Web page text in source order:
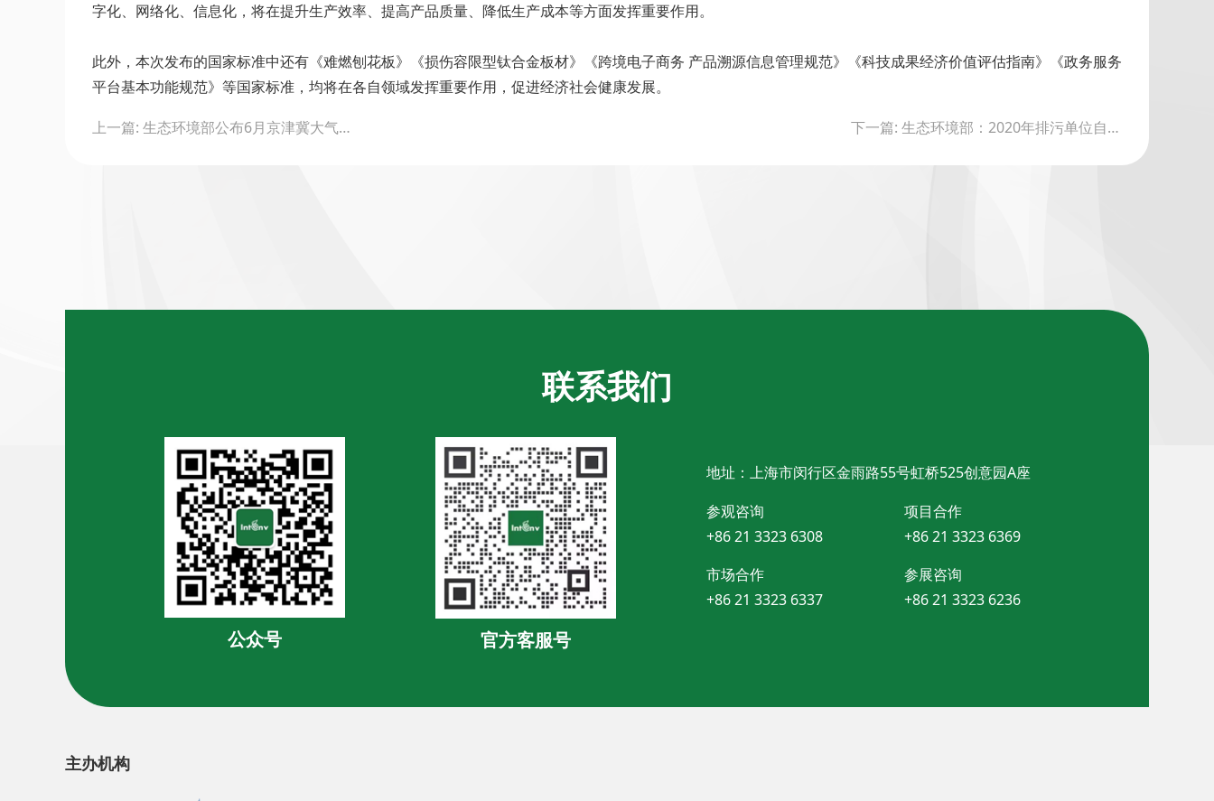
字化、网络化、信息化，将在提升生产效率、提高产品质量、降低生产成本等方面发挥重要作用。
此外，本次发布的国家标准中还有《难燃刨花板》《损伤容限型钛合金板材》《跨境电子商务 产品溯源信息管理规范》《科技成果经济价值评估指南》《政务服务
平台基本功能规范》等国家标准，均将在各自领域发挥重要作用，促进经济社会健康发展。
navigation
上一篇: 生态环境部公布6月京津冀大气污染传输通道“2+26”城市和汾渭平原11城市降尘监测结果 下一篇: 生态环境部：2020年排污单位自行监测帮扶指导方案
联系我们
公众号 官方客服号
地址：上海市闵行区金雨路55号虹桥525创意园A座
参观咨询
+86 21 3323 6308
项目合作
+86 21 3323 6369
市场合作
+86 21 3323 6337
参展咨询
+86 21 3323 6236
主办机构